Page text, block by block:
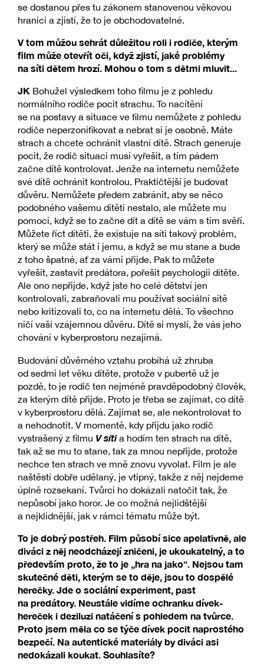
se dostanou přes tu zákonem stanovenou věkovou
hranici a zjistí, že to je obchodovatelné.
V tom můžou sehrát důležitou roli i rodiče, kterým
film může otevřít oči, když zjistí, jaké problémy
na síti dětem hrozí. Mohou o tom s dětmi mluvit...
JK Bohužel výsledkem toho filmu je z pohledu
normálního rodiče pocit strachu. To nacítění
se na postavy a situace ve filmu nemůžete z pohledu
rodiče neperzonifikovat a nebrat si je osobně. Máte
strach a chcete ochránit vlastní dítě. Strach generuje
pocit, že rodič situaci musí vyřešit, a tím pádem
začne dítě kontrolovat. Jenže na internetu nemůžete
své dítě ochránit kontrolou. Praktičtější je budovat
důvěru. Nemůžete předem zabránit, aby se něco
podobného vašemu dítěti nestalo, ale můžete mu
pomoci, když se to začne dít a dítě se vám s tím svěří.
Můžete říct dítěti, že existuje na síti takový problém,
který se může stát i jemu, a když se mu stane a bude
z toho špatné, ať za vámi přijde. Pak to můžete
vyřešit, zastavit predátora, pořešit psychologii dítěte.
Ale ono nepřijde, když jste ho celé dětství jen
kontrolovali, zabraňovali mu používat sociální sítě
nebo kritizovali to, co na internetu dělá. To všechno
ničí vaši vzájemnou důvěru. Dítě si myslí, že vás jeho
chování v kyberprostoru nezajímá.
Budování důvěrného vztahu probíhá už zhruba
od sedmi let věku dítěte, protože v pubertě už je
pozdě, to je rodič ten nejméně pravděpodobný člověk,
za kterým dítě přijde. Proto je třeba se zajímat, co dítě
v kyberprostoru dělá. Zajímat se, ale nekontrolovat to
a nehodnotit. V momentě, kdy přijdu jako rodič
vystrašený z filmu V sítia hodím ten strach na dítě,
tak až se mu to stane, tak za mnou nepřijde, protože
nechce ten strach ve mně znovu vyvolat. Film je ale
naštěstí dobře udělaný, je vtipný, takže z něj nejdeme
úplně rozsekaní. Tvůrci ho dokázali natočit tak, že
nepůsobí jako horor. Je co možná nejlidštější
a nejklidnější, jak v rámci tématu může být.
To je dobrý postřeh. Film působí sice apelativně, ale
diváci z něj neodcházejí zničeni, je ukoukatelný, a to
především proto, že to je „hra na jako“. Nejsou tam
skutečné děti, kterým se to děje, jsou to dospělé
herečky. Jde o sociální experiment, past
na predátory. Neustále vidíme ochranku dívek-
hereček i deziluzi natáčení s pohledem na tvůrce.
Proto jsem měla co se týče dívek pocit naprostého
bezpečí. Na autentické materiály by diváci asi
nedokázali koukat. Souhlasíte?